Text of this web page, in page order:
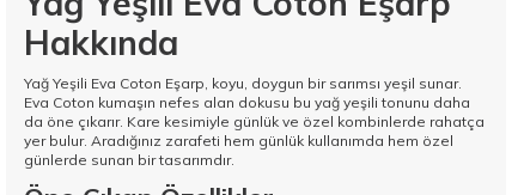
Hakkında
Yağ Yeşili Eva Coton Eşarp, koyu, doygun bir sarımsı yeşil sunar.
Eva Coton kumaşın nefes alan dokusu bu yağ yeşili tonunu daha
da öne çıkarır. Kare kesimiyle günlük ve özel kombinlerde rahatça
yer bulur. Aradığınız zarafeti hem günlük kullanımda hem özel
günlerde sunan bir tasarımdır.